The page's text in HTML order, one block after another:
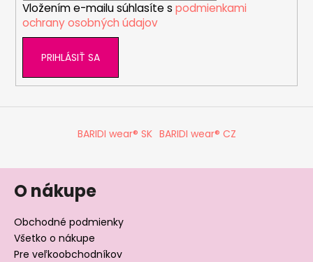
Vložením e-mailu súhlasíte s podmienkami
ochrany osobných údajov
PRIHLÁSIŤ SA
BARIDI wear® SK BARIDI wear® CZ
O nákupe
Obchodné podmienky
Všetko o nákupe
Pre veľkoobchodníkov